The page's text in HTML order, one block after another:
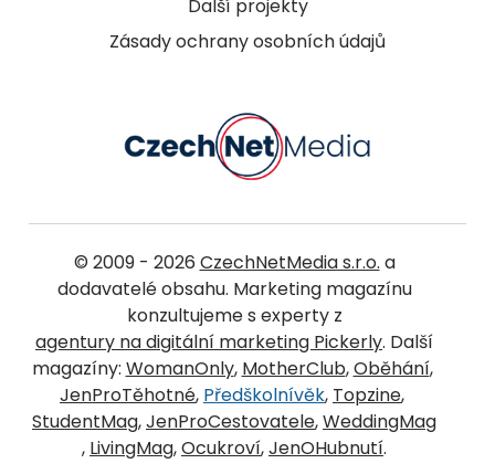
Další projekty
Zásady ochrany osobních údajů
© 2009 - 2026 CzechNetMedia s.r.o. a
dodavatelé obsahu. Marketing magazínu
konzultujeme s experty z
agentury na digitální marketing Pickerly. Další
magazíny: WomanOnly, MotherClub,Oběhání,
JenProTěhotné, Předškolnívěk, Topzine,
StudentMag,JenProCestovatele,WeddingMag
, LivingMag,Ocukroví,JenOHubnutí.